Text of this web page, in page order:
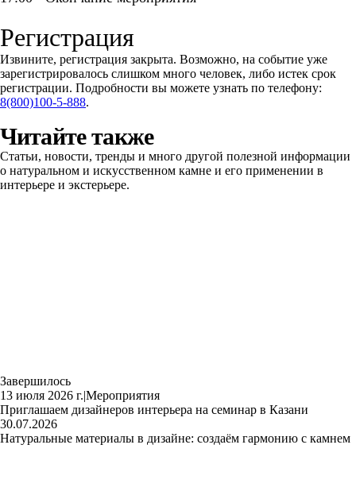
Регистрация
Извините, регистрация закрыта. Возможно, на событие уже
зарегистрировалось слишком много человек, либо истек срок
регистрации. Подробности вы можете узнать по телефону:
8(800)100-5-888.
Читайте также
Статьи, новости, тренды и много другой полезной информации
о натуральном и искусственном камне и его применении в
интерьере и экстерьере.
Завершилось
13 июля 2026 г.|Мероприятия
Приглашаем дизайнеров интерьера на семинар в Казани
30.07.2026
Натуральные материалы в дизайне: создаём гармонию с камнем